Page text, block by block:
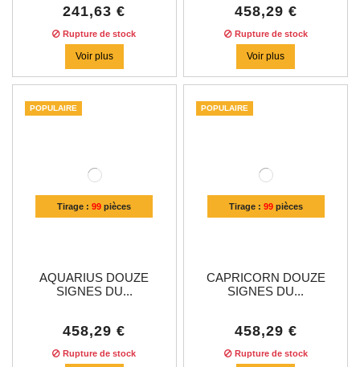
241,63 €
Rupture de stock
Voir plus
458,29 €
Rupture de stock
Voir plus
Tirage :99 pièces
POPULAIRE
AQUARIUS DOUZE
SIGNES DU...
458,29 €
Rupture de stock
Tirage : 99pièces
POPULAIRE
CAPRICORN DOUZE
SIGNES DU...
458,29 €
Rupture de stock